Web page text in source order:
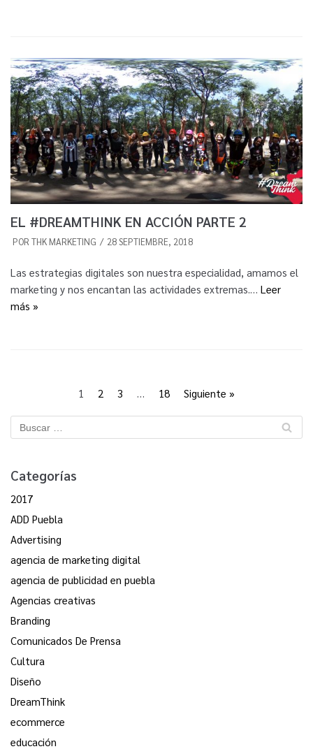
EL #DREAMTHINK EN ACCIÓN PARTE 2
POR THK MARKETING 28 SEPTIEMBRE, 2018
Las estrategias digitales son nuestra especialidad, amamos el
marketing y nos encantan las actividades extremas.… Leer
más »
1 2 3 … 18 Siguiente »
Categorías
2017
ADD Puebla
Advertising
agencia de marketing digital
agencia de publicidad en puebla
Agencias creativas
Branding
Comunicados De Prensa
Cultura
Diseño
DreamThink
ecommerce
educación